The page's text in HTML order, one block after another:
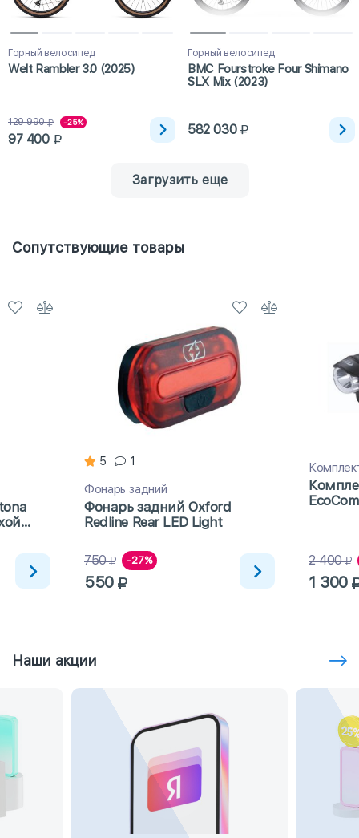
Горный велосипед
Welt Rambler 3.0 (2025)
129 990 -25%
97 400
Горный велосипед
BMC Fourstroke Four Shimano
SLX Mix (2023)
582 030
Загрузить еще
Сопутствующие товары
5 1
Фонарь задний
Фонарь задний Oxford
Redline Rear LED Light
750 -27%
550
2 400
1 300
Наши акции